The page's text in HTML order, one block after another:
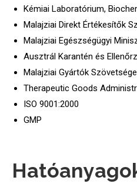
Kémiai Laboratórium,
Malajziai Direkt Értékesítők
Malajziai Egészségügyi
Ausztrál Karantén és
Malajziai Gyártók Szövetsége
Therapeutic Goods
ISO 9001:2000
GMP